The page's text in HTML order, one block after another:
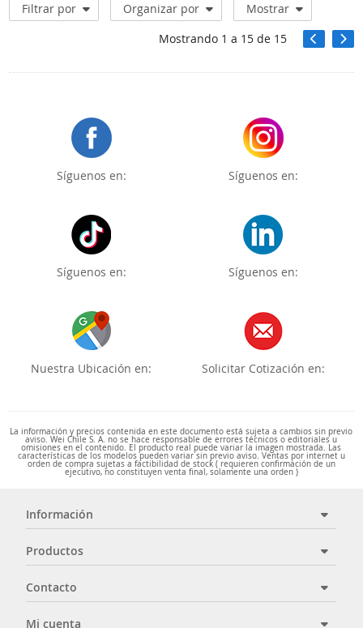
Filtrar por Organizar por
Mostrar
Mostrando 1 a 15de 15
Síguenos en: Síguenos en:
Síguenos en: Síguenos en:
Nuestra Ubicación en: Solicitar Cotización en:
La información y precios contenida en este documento está sujeta a cambios sin previo
aviso. Wei Chile S. A. no se hace responsable de errores técnicos o editoriales u
omisiones en el contenido. El producto real puede variar la imagen mostrada. Las
características de los modelos pueden variar sin previo aviso. Ventas por internet u
orden de compra sujetas a factibilidad de stock ( requieren confirmación de un
ejecutivo, no constituyen venta final, solamente una orden )
Información
Productos
Contacto
Mi cuenta